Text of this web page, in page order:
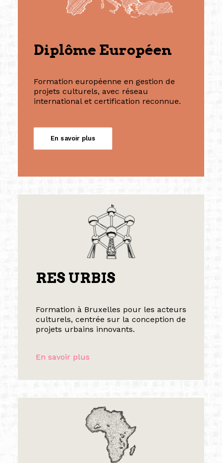
Diplôme Européen
Formation européenne en gestion de
projets culturels, avec réseau
international et certification reconnue.
En savoir plus
RES URBIS
Formation à Bruxelles pour les acteurs
culturels, centrée sur la conception de
projets urbains innovants.
En savoir plus